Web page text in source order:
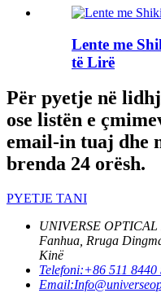
Lente me
të Lirë
Për pyetje në
ose listën e
email-in tuaj dhe
brenda 24 orësh.
PYETJE TANI
UNIVERSE
Fanhua, Rruga
Kinë
Telefoni:+86 511 8440
Email: